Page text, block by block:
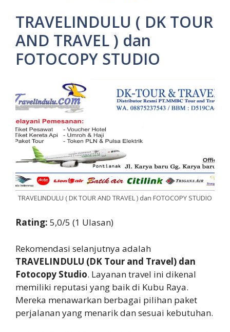
TRAVELINDULU ( DK TOUR
AND TRAVEL ) dan
FOTOCOPY STUDIO
TRAVELINDULU ( DK TOUR AND TRAVEL ) dan FOTOCOPY STUDIO
Rating: 5,0/5 (1 Ulasan)
Rekomendasi selanjutnya adalah
TRAVELINDULU (DK Tour and Travel) dan
Fotocopy Studio. Layanan travel ini dikenal
memiliki reputasi yang baik di Kubu Raya.
Mereka menawarkan berbagai pilihan paket
perjalanan yang menarik dan sesuai kebutuhan.